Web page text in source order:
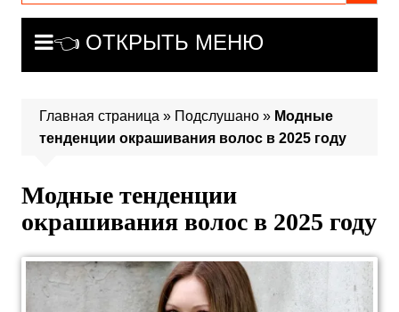
👈 ОТКРЫТЬ МЕНЮ
Главная страница » Подслушано» Модные
тенденции окрашивания волос в 2025 году
Модные тенденции
окрашивания волос в 2025 году